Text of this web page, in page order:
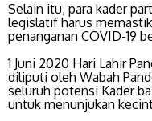
Selain itu, para kader
legislatif harus
penanganan COVID-19
1 Juni 2020 Hari Lahir
diliputi oleh Wabah
seluruh potensi Kader
untuk menunjukan